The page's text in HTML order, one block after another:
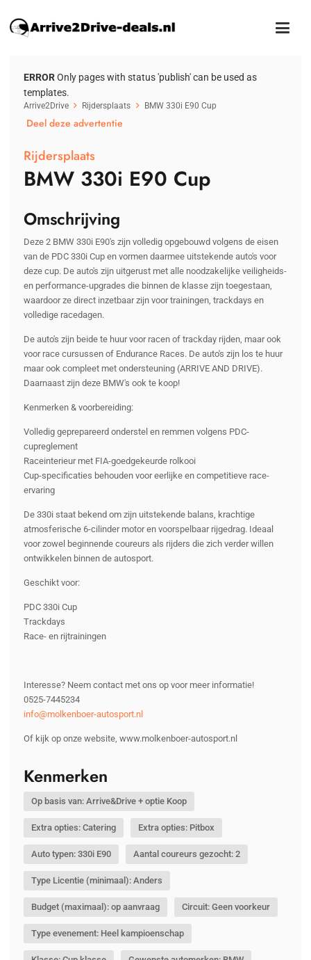
ERROROnly pages with status 'publish' can be used as
templates.
Arrive2Drive Rijdersplaats BMW 330i E90 Cup
Deel deze advertentie
Rijdersplaats
BMW 330i E90 Cup
Omschrijving
Deze 2 BMW 330i E90's zijn volledig opgebouwd volgens de eisen
van de PDC 330i Cup en vormen daarmee uitstekende auto's voor
deze cup. De auto's zijn uitgerust met alle noodzakelijke veiligheids-
en performance-upgrades die binnen de klasse zijn toegestaan,
waardoor ze direct inzetbaar zijn voor trainingen, trackdays en
volledige racedagen.
De auto's zijn beide te huur voor racen of trackday rijden, maar ook
voor race cursussen of Endurance Races. De auto's zijn los te huur
maar ook compleet met ondersteuning (ARRIVE AND DRIVE).
Daarnaast zijn deze BMW's ook te koop!
Kenmerken & voorbereiding:
Volledig geprepareerd onderstel en remmen volgens PDC-
cupreglement
Raceinterieur met FIA-goedgekeurde rolkooi
Cup-specificaties behouden voor eerlijke en competitieve race-
ervaring
De 330i staat bekend om zijn uitstekende balans, krachtige
atmosferische 6-cilinder motor en voorspelbaar rijgedrag. Ideaal
voor zowel beginnende coureurs als rijders die zich verder willen
ontwikkelen binnen de autosport.
Geschikt voor:
PDC 330i Cup
Trackdays
Race- en rijtrainingen
Interesse? Neem contact met ons op voor meer informatie!
0525-7445234
info@molkenboer-autosport.nl
Of kijk op onze website, www.molkenboer-autosport.nl
Kenmerken
Op basis van: Arrive&Drive + optie Koop
Extra opties: Catering Extra opties: Pitbox
Auto typen: 330i E90 Aantal coureurs gezocht: 2
Type Licentie (minimaal): Anders
Budget (maximaal): op aanvraag Circuit: Geen voorkeur
Type evenement: Heel kampioenschap